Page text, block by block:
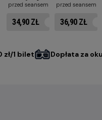
przed seansem przed seansem
34,90 ZŁ 36,90 ZŁ
zł/1 bilet Dopłata za